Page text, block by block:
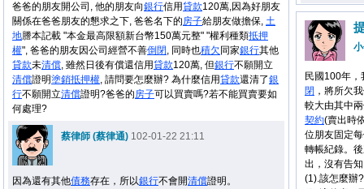
爸爸的朋友開公司, 他的朋友向銀行信用貸款120萬,因為好朋友
關係在爸爸朋友的懇求之下, 爸爸名下的房子給朋友做擔保, 土
地謄本記載 "本金最高限額新台幣150萬元整" "權利種類抵押
權", 爸爸的朋友因公司經營不善倒閉, 同時也積欠 同家銀行其他
貸款未清償, 雖然日後有償還信用貸款120萬, 但銀行不願開立
清償證明塗銷抵押權, 請問要怎麼辦? 為什麼信用貸款還清了銀
行不願開立清償證明?爸爸的房子可以買賣嗎?若不能買賣要如
何處理?
蔡律師 (蔡律通) 102-01-22 21:11
因為還有其他債務存在，所以銀行不會開清償證明。
民國100年
閉 ，將所欠
較大由其中
契約(賣出時
位朋友固定
轉帳紀錄。
出，沒有告
(1).該怎麼辦